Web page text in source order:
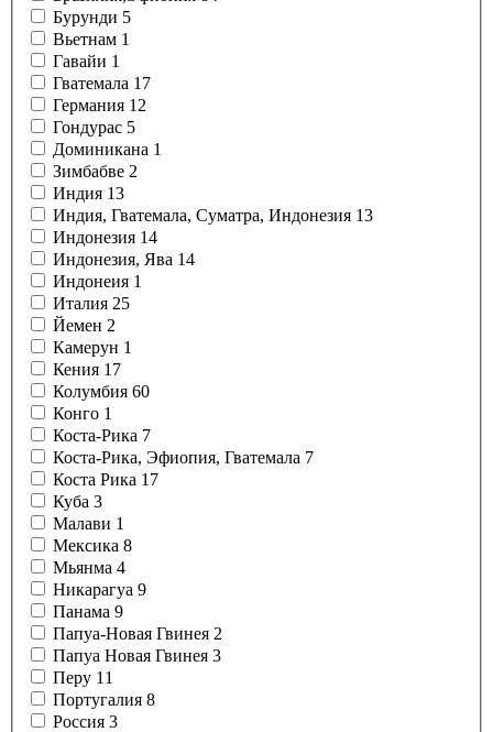
Бурунди 5
Вьетнам 1
Гавайи 1
Гватемала 17
Германия 12
Гондурас 5
Доминикана 1
Зимбабве 2
Индия 13
Индия, Гватемала, Суматра, Индонезия 13
Индонезия 14
Индонезия, Ява 14
Индонеия 1
Италия 25
Йемен 2
Камерун 1
Кения 17
Колумбия 60
Конго 1
Коста-Рика 7
Коста-Рика, Эфиопия, Гватемала 7
Коста Рика 17
Куба 3
Малави 1
Мексика 8
Мьянма 4
Никарагуа 9
Панама 9
Папуа-Новая Гвинея 2
Папуа Новая Гвинея 3
Перу 11
Португалия 8
Россия 3